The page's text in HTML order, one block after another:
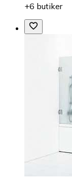
+6 butiker